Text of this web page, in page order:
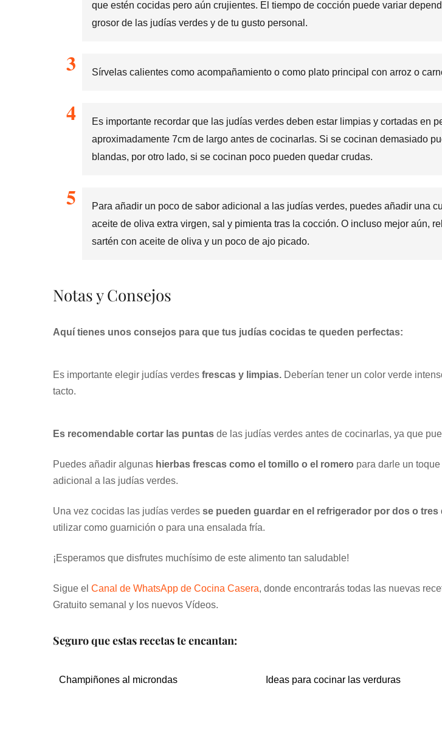
que estén cocidas pero aún crujientes. El tiempo de cocción puede variar
grosor de las judías verdes y de tu gusto personal.
Sírvelas calientes como acompañamiento o como plato principal con arroz o
Es importante recordar que las judías verdes deben estar limpias y cortadas en
aproximadamente 7cm de largo antes de cocinarlas. Si se cocinan demasiado
blandas, por otro lado, si se cocinan poco pueden quedar crudas.
Para añadir un poco de sabor adicional a las judías verdes, puedes añadir una
aceite de oliva extra virgen, sal y pimienta tras la cocción. O incluso mejor aún,
sartén con aceite de oliva y un poco de ajo picado.
Notas y Consejos
Aquí tienes unos consejos para que tus judías cocidas te queden perfectas:
Es importante elegir judías verdes frescas y limpias. Deberían tener un color verde
tacto.
Es recomendable cortar las puntas de las judías verdes antes de cocinarlas, ya que
Puedes añadir algunas hierbas frescas como el tomillo o el romero para darle un
adicional a las judías verdes.
Una vez cocidas las judías verdes se pueden guardar en el refrigerador por dos o tres
utilizar como guarnición o para una ensalada fría.
¡Esperamos que disfrutes muchísimo de este alimento tan saludable!
Sigue el Canal de WhatsApp de Cocina Casera, donde encontrarás todas las nuevas
Gratuito semanal y los nuevos Vídeos.
Seguro que estas recetas te encantan:
Champiñones al microndas Ideas para cocinar las verduras